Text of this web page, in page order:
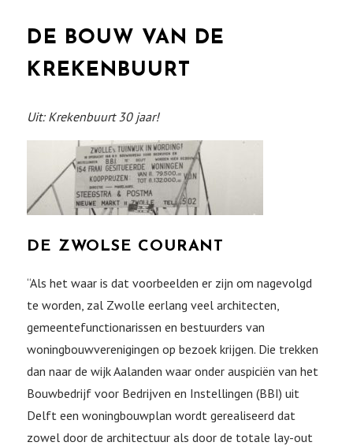
DE BOUW VAN DE
KREKENBUURT
Uit: Krekenbuurt 30 jaar!
DE ZWOLSE COURANT
“Als het waar is dat voorbeelden er zijn om nagevolgd
te worden, zal Zwolle eerlang veel architecten,
gemeentefunctionarissen en bestuurders van
woningbouwverenigingen op bezoek krijgen. Die trekken
dan naar de wijk Aalanden waar onder auspiciën van het
Bouwbedrijf voor Bedrijven en Instellingen (BBI) uit
Delft een woningbouwplan wordt gerealiseerd dat
zowel door de architectuur als door de totale lay-out